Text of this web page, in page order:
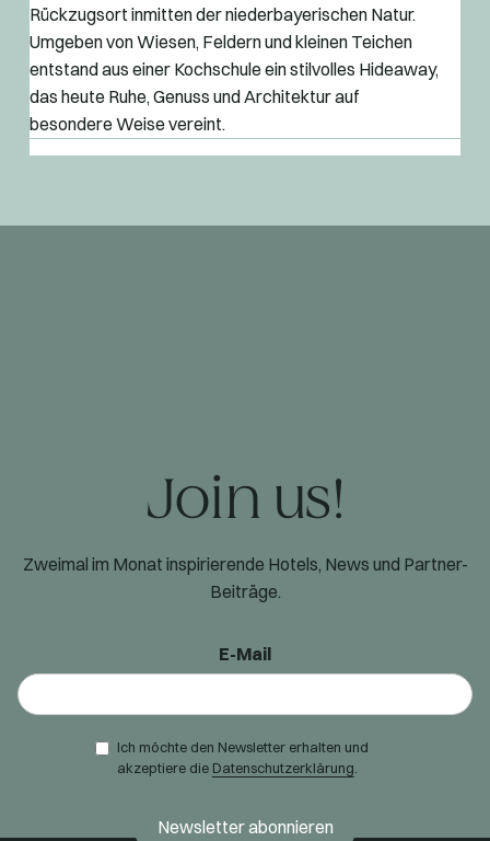
Rückzugsort inmitten der niederbayerischen Natur.
Umgeben von Wiesen, Feldern und kleinen Teichen
entstand aus einer Kochschule ein stilvolles Hideaway,
das heute Ruhe, Genuss und Architektur auf
besondere Weise vereint.
Join us!
Zweimal im Monat inspirierende Hotels, News und Partner-
Beiträge.
E-Mail
Ich möchte den Newsletter erhalten und
akzeptiere die Datenschutzerklärung